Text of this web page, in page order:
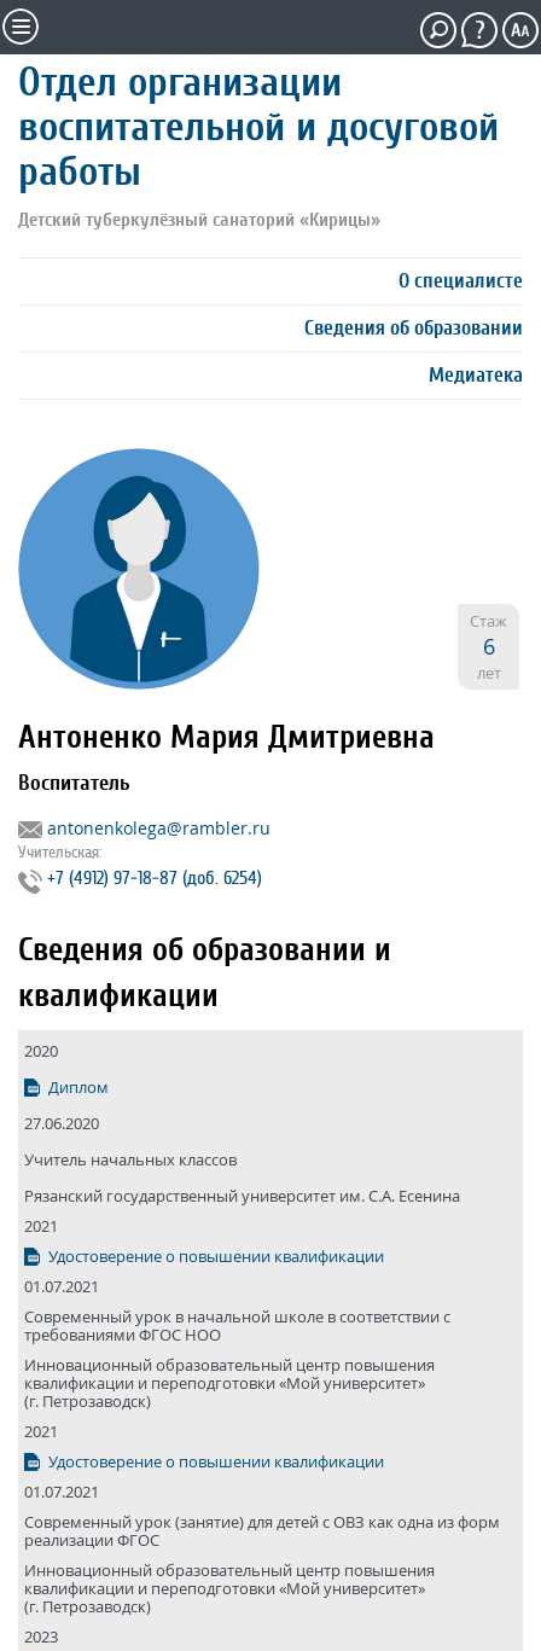
Отдел организации
воспитательной и досуговой
работы
Детский туберкулёзный санаторий «Кирицы»
О специалисте
Сведения об образовании
Медиатека
Стаж
6
лет
Антоненко Мария Дмитриевна
Воспитатель
antonenkolega@rambler.ru
Учительская:
+7 (4912) 97‐18‐87 (доб. 6254)
Сведения об образовании и
квалификации
2020
Диплом
27.06.2020
Учитель начальных классов
Рязанский государствен­ный университет им. С.А. Есенина
2021
Удостоверение о повышении квалификации
01.07.2021
Современный урок в начальной школе в соответствии с
требованиями ФГОС НОО
Инновационный образовательный центр повышения
квалификации и переподготовки «Мой университет»
(г. Петрозаводск)
2021
Удостоверение о повышении квалификации
01.07.2021
Современный урок (занятие) для детей с ОВЗ как одна из форм
реализации ФГОС
Инновационный образовательный центр повышения
квалификации и переподготовки «Мой университет»
(г. Петрозаводск)
2023